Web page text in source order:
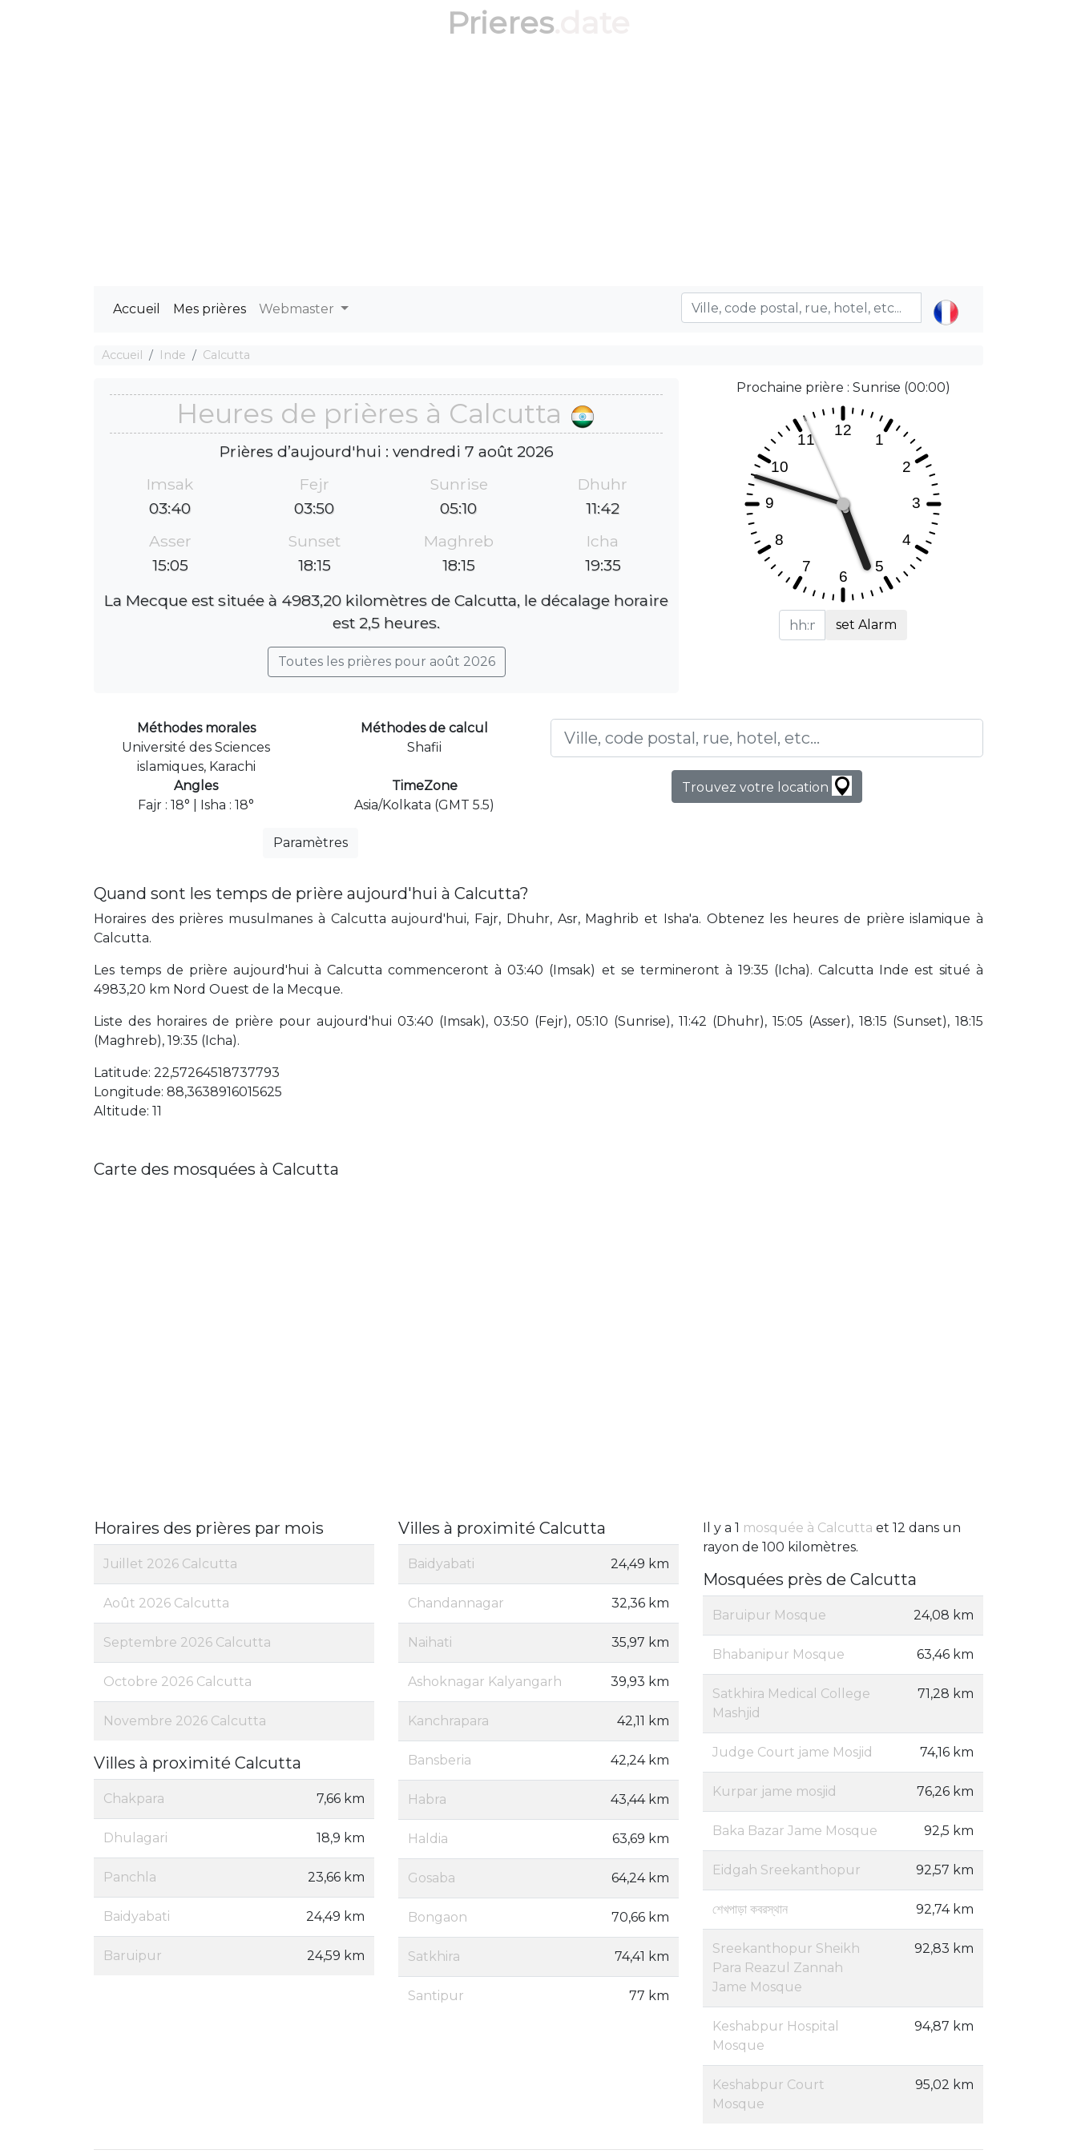
Prieres
Accueil Mes prières Webmaster
Accueil Inde Calcutta
Heures de prières à Calcutta
Prières d’aujourd'hui : vendredi 7 août 2026
Imsak
03:40
Fejr
03:50
Sunrise
05:10
Dhuhr
11:42
Asser
15:05
Sunset
18:15
Maghreb
18:15
Icha
19:35
La Mecque est située à 4983,20 kilomètres de Calcutta, le décalage horaire
est 2,5 heures.
Toutes les prières pour août 2026
Prochaine prière : Sunrise (00:00)
set Alarm
Méthodes morales
Université des Sciences
islamiques, Karachi
Méthodes de calcul
Shafii
Angles
Fajr : 18° | Isha : 18°
TimeZone
Asia/Kolkata (GMT 5.5)
Paramètres
Trouvez votre location
Quand sont les temps de prière aujourd'hui à Calcutta?
Horaires des prières musulmanes à Calcutta aujourd'hui, Fajr, Dhuhr, Asr, Maghrib et Isha'a. Obtenez les heures de prière islamique à
Calcutta.
Les temps de prière aujourd'hui à Calcutta commenceront à 03:40 (Imsak) et se termineront à 19:35 (Icha). Calcutta Inde est situé à
4983,20 km Nord Ouest de la Mecque.
Liste des horaires de prière pour aujourd'hui 03:40 (Imsak), 03:50 (Fejr), 05:10 (Sunrise), 11:42 (Dhuhr), 15:05 (Asser), 18:15 (Sunset), 18:15
(Maghreb), 19:35 (Icha).
Latitude: 22,57264518737793
Longitude: 88,3638916015625
Altitude: 11
Carte des mosquées à Calcutta
Horaires des prières par mois
Juillet 2026 Calcutta
Août 2026 Calcutta
Septembre 2026 Calcutta
Octobre 2026 Calcutta
Novembre 2026 Calcutta
Villes à proximité Calcutta
Chakpara 7,66 km
Dhulagari 18,9 km
Panchla 23,66 km
Baidyabati 24,49 km
Baruipur 24,59 km
Villes à proximité Calcutta
Baidyabati 24,49 km
Chandannagar 32,36 km
Naihati 35,97 km
Ashoknagar Kalyangarh 39,93 km
Kanchrapara 42,11 km
Bansberia 42,24 km
Habra 43,44 km
Haldia 63,69 km
Gosaba 64,24 km
Bongaon 70,66 km
Satkhira 74,41 km
Santipur 77 km
Il y a 1 mosquée à Calcutta et 12 dans un
rayon de 100 kilomètres.
Mosquées près de Calcutta
Baruipur Mosque 24,08 km
Bhabanipur Mosque 63,46 km
Satkhira Medical College
Mashjid
71,28 km
Judge Court jame Mosjid 74,16 km
Kurpar jame mosjid 76,26 km
Baka Bazar Jame Mosque 92,5 km
Eidgah Sreekanthopur 92,57 km
শেখপাড়া কবরস্থান 92,74 km
Sreekanthopur Sheikh
Para Reazul Zannah
Jame Mosque
92,83 km
Keshabpur Hospital
Mosque
94,87 km
Keshabpur Court
Mosque
95,02 km